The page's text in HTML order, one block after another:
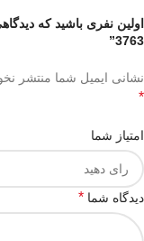
اولین نفری باشید که
3763”
نشانی ایمیل شما منتشر
*
امتیاز شما
دیدگاه شما *